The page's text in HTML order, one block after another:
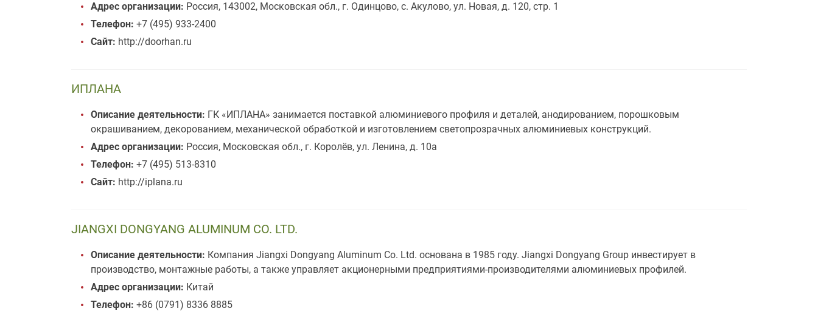
Адрес организации: Россия, 143002, Московская обл., г. Одинцово, с. Акулово, ул. Новая, д. 120, стр. 1
Телефон: +7 (495) 933-2400
Сайт: http://doorhan.ru
ИПЛАНА
Описание деятельности: ГК «ИПЛАНА» занимается поставкой алюминиевого профиля и деталей, анодированием, порошковым
окрашиванием, декорованием, механической обработкой и изготовлением светопрозрачных алюминиевых конструкций.
Адрес организации: Россия, Московская обл., г. Королёв, ул. Ленина, д. 10а
Телефон: +7 (495) 513-8310
Сайт: http://iplana.ru
JIANGXI DONGYANG ALUMINUM CO. LTD.
Описание деятельности: Компания Jiangxi Dongyang Aluminum Co. Ltd. основана в 1985 году. Jiangxi Dongyang Group инвестирует в
производство, монтажные работы, а также управляет акционерными предприятиями-производителями алюминиевых профилей.
Адрес организации: Китай
Телефон: +86 (0791) 8336 8885